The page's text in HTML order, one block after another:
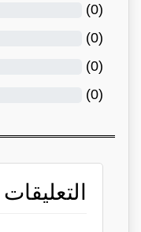
(
0
)
(
0
)
(
0
)
(
0
)
التعليقات